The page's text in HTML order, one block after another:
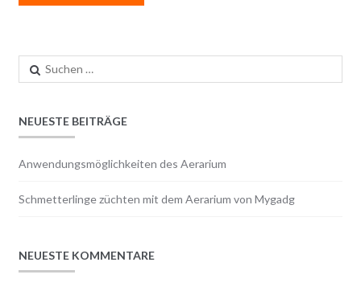
Suchen
nach:
NEUESTE BEITRÄGE
Anwendungsmöglichkeiten des Aerarium
Schmetterlinge züchten mit dem Aerarium von Mygadg
NEUESTE KOMMENTARE